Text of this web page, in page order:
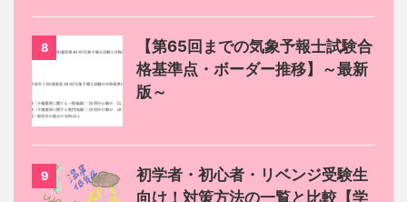
8
【第65回までの気象予報士試験合
格基準点・ボーダー推移】～最新
版～
9
初学者・初心者・リベンジ受験生
向け！対策方法の一覧と比較【学